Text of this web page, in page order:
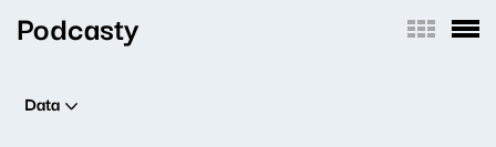
Podcasty
Data